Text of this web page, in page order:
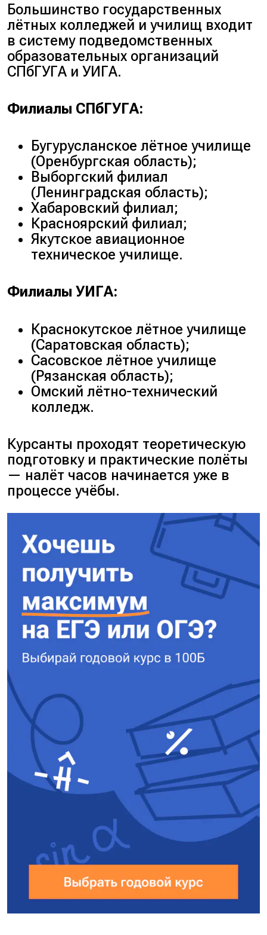
Большинство государственных
лётных колледжей и училищ входит
в систему подведомственных
образовательных организаций
СПбГУГА и УИГА.
Филиалы СПбГУГА:
Бугурусланское лётное училище
(Оренбургская область);
Выборгский филиал
(Ленинградская область);
Хабаровский филиал;
Красноярский филиал;
Якутское авиационное
техническое училище.
Филиалы УИГА:
Краснокутское лётное училище
(Саратовская область);
Сасовское лётное училище
(Рязанская область);
Омский лётно-технический
колледж.
Курсанты проходят теоретическую
подготовку и практические полёты
— налёт часов начинается уже в
процессе учёбы.